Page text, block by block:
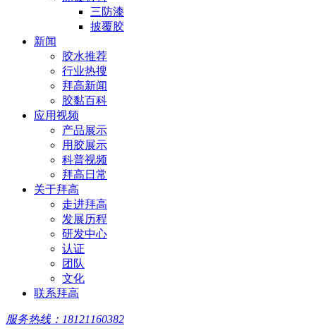
三防漆
披覆胶
新闻
胶水推荐
行业热搜
拜高新闻
胶黏百科
应用视频
产品展示
用胶展示
科普视频
拜高日常
关于拜高
走进拜高
发展历程
研发中心
认证
团队
文化
联系拜高
服务热线：18121160382